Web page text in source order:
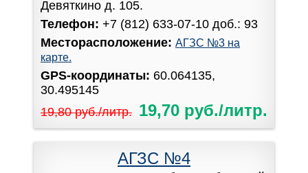
Девяткино д. 105.
Телефон: +7 (812) 633-07-10 доб.: 93
Месторасположение: АГЗС №3 на
карте.
GPS-координаты: 60.064135,
30.495145
19,80 руб./литр. 19,70 руб./литр.
АГЗС №4